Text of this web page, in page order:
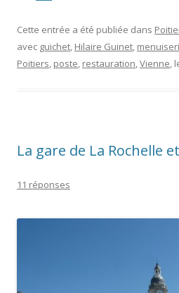
11 réponses
La gare de la Rochelle a été